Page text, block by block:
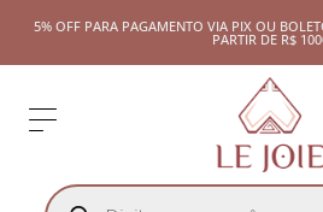
5% OFF PARA PAGAMENTO VIA PIX OU
PARTIR DE R$